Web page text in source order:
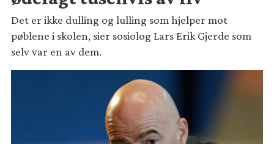
Det er ikke dulling og lulling som hjelper mot
pøblene i skolen, sier sosiolog Lars Erik Gjerde som
selv var en av dem.